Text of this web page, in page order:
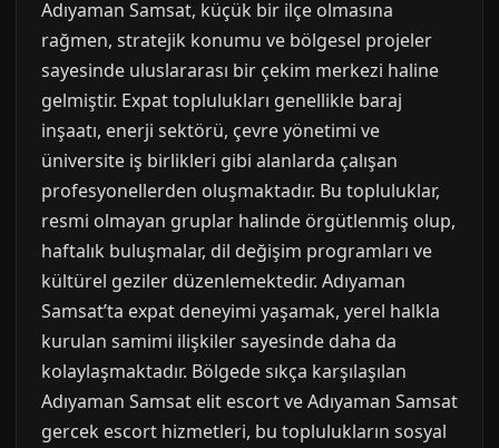
Adıyaman Samsat, küçük bir ilçe olmasına
rağmen, stratejik konumu ve bölgesel projeler
sayesinde uluslararası bir çekim merkezi haline
gelmiştir. Expat toplulukları genellikle baraj
inşaatı, enerji sektörü, çevre yönetimi ve
üniversite iş birlikleri gibi alanlarda çalışan
profesyonellerden oluşmaktadır. Bu topluluklar,
resmi olmayan gruplar halinde örgütlenmiş olup,
haftalık buluşmalar, dil değişim programları ve
kültürel geziler düzenlemektedir. Adıyaman
Samsat’ta expat deneyimi yaşamak, yerel halkla
kurulan samimi ilişkiler sayesinde daha da
kolaylaşmaktadır. Bölgede sıkça karşılaşılan
Adıyaman Samsat elit escort ve Adıyaman Samsat
gercek escort hizmetleri, bu toplulukların sosyal